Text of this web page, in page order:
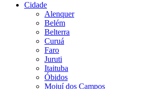
Cidade
Alenquer
Belém
Belterra
Curuá
Faro
Juruti
Itaituba
Óbidos
Mojuí dos Campos